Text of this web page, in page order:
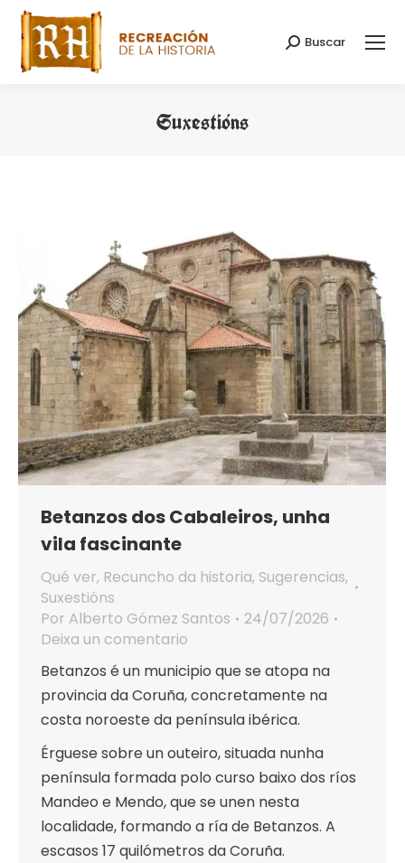
Search:
Buscar
Suxestións
Betanzos dos Cabaleiros, unha
vila fascinante
Qué ver, Recuncho da historia, Sugerencias,
Suxestións
Por Alberto Gómez Santos
24/07/2026
Deixa un comentario
Betanzos é un municipio que se atopa na
provincia da Coruña, concretamente na
costa noroeste da península ibérica.
Érguese sobre un outeiro, situada nunha
península formada polo curso baixo dos ríos
Mandeo e Mendo, que se unen nesta
localidade, formando a ría de Betanzos. A
escasos 17 quilómetros da Coruña.